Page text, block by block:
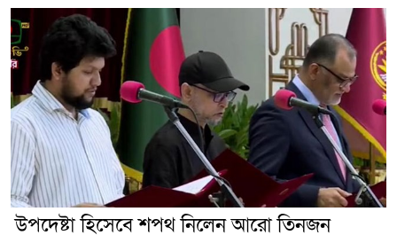
উপদেষ্টা হিসেবে শপথ নিলেন আরো তিনজন